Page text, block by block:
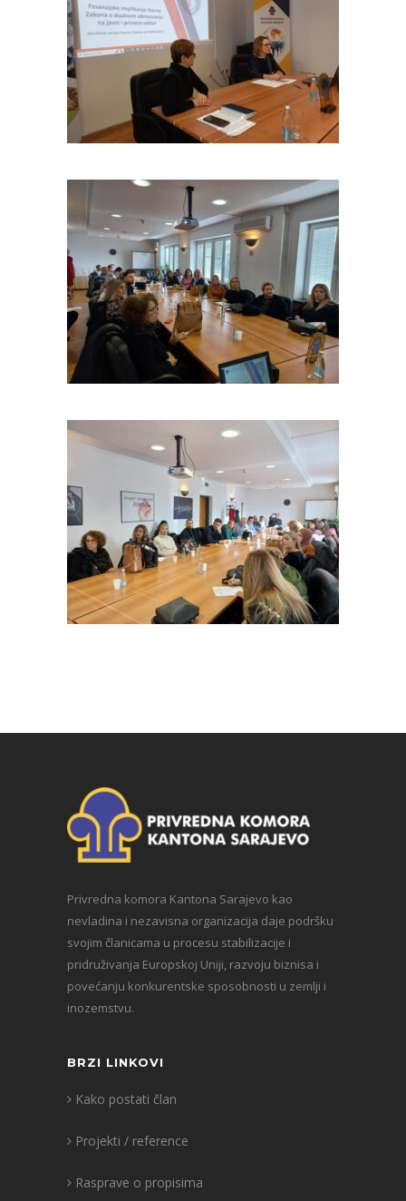
Privredna komora Kantona Sarajevo kao
nevladina i nezavisna organizacija daje podršku
svojim članicama u procesu stabilizacije i
pridruživanja Europskoj Uniji, razvoju biznisa i
povećanju konkurentske sposobnosti u zemlji i
inozemstvu.
BRZI LINKOVI
Kako postati član
Projekti / reference
Rasprave o propisima